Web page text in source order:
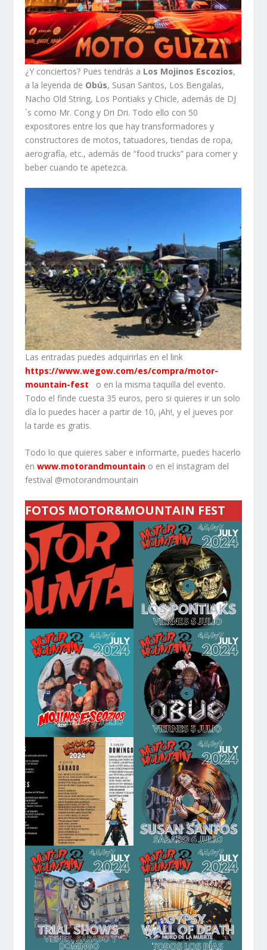
¿Y conciertos? Pues tendrás a Los Mojinos Escozios,
a la leyenda de Obús, Susan Santos, Los Bengalas,
Nacho Old String, Los Pontiaks y Chicle, además de DJ
´s como Mr. Cong y Dri Dri. Todo ello con 50
expositores entre los que hay transformadores y
constructores de motos, tatuadores, tiendas de ropa,
aerografía, etc., además de “food trucks” para comer y
beber cuando te apetezca.
Las entradas puedes adquirirlas en el link
https://www.wegow.com/es/compra/motor-
mountain-fest
o en la misma taquilla del evento.
Todo el finde cuesta 35 euros, pero si quieres ir un solo
día lo puedes hacer a partir de 10, ¡Ah!, y el jueves por
la tarde es gratis.
Todo lo que quieres saber e informarte, puedes hacerlo
enwww.motorandmountain o en el instagram del
festival @motorandmountain
FOTOS MOTOR&MOUNTAIN FEST